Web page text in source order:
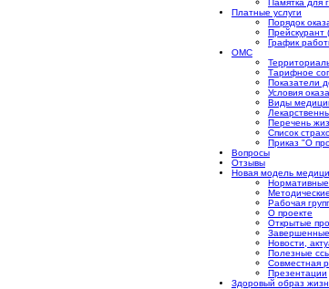
Памятка для
Платные услуги
Порядок
Прейскурант
График
ОМС
Тарифное
Показатели
Условия
Виды
Перечень
Список
Приказ "О
Вопросы
Отзывы
Новая модель
Рабочая
О проекте
Открытые
Новости,
Полезные
Совместная
Презентации
Здоровый образ